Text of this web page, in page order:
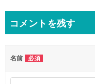
ビ
ー
シ
コメントを残す
名前 必須